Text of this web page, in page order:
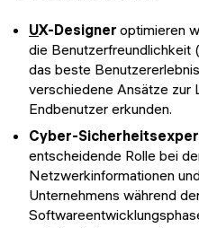
UX-Designer optimieren
die Benutzerfreundlichkeit
das beste
verschiedene Ansätze zur
Endbenutzer erkunden.
Cyber-
entscheidende Rolle bei
Netzwerkinformationen
Unternehmens während